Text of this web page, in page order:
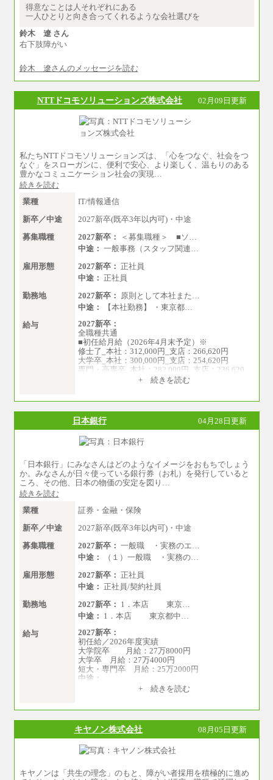
などを考慮して算定した調整手当を加算した額
※試用期間中も給与に変更はございません
得意なことは人それぞれにある
一人ひとりと向き合ってくれるような会社選びを
鈴木 遼 さん
右下肢障がい
鈴木 遼さんのメッセージを読む
NTTドコモソリューションズ株式会社 02月09日更新
私たちNTTドコモソリューションズは、「心をつなぐ、社会をつ
なぐ」をスローガンに、便利で安心、より楽しく、温もりのある
豊かなコミュニケーション社会の実現…
続きを読む
業種
IT/情報通信
新卒／中途
2027新卒(既卒3年以内可)・中途
募集職種
2027新卒：
＜募集職種＞ ■ソ…
中途： 一般事務（スタッフ関連…
雇用形態
2027新卒： 正社員
中途： 正社員
勤務地
2027新卒： 原則として本社また…
中途：
【本社勤務】 ・東京都…
給与
2027新卒：
全職種共通
■初任給月給（2026年4月末予定）※
修士了_本社：312,000円_支店：266,620円
大学卒_本社：300,000円_支店：254,620円
専門・高専卒_本社：282,000円_支店：236,620
月給（本社）：213,030円＋諸手当
月給（支店）：164,920円～189,700円＋諸手当
※試用期間中も給与に変更はございません。
※上記はフルタイム勤務で残業ゼロの場合の標
※上記のほか、ボーナス支給あり
年収（本社）：330万～380万（フルタイムで標
準的なボーナス込みの金額です。上限金額は全
社平均20時間の残業込み）
準的なボーナス込みの金額です。上限金額は全
社平均20時間の残業込み）
※年1回評価に応じて昇給有り。(上限あり)
※雇用形態についての補足：事務系職務限定の
正社員となります
+ 続きを読む
日本銀行 04月28日更新
「日本銀行」にみなさんはどのようなイメージをおもちでしょう
か。みなさんが日々使っている銀行券（お札）を発行していると
ころ、その他、日本の物価の安定を図り…
続きを読む
業種
証券・金融・保険
新卒／中途
2027新卒(既卒3年以内可)・中途
募集職種
2027新卒： 一般職 ・実務のエ…
中途：
（１）一般職 ・実務の…
雇用形態
2027新卒： 正社員
中途： 正社員/契約社員
勤務地
2027新卒： 1．本店 東京…
中途： 1．本店 東京都中…
給与
2027新卒：
初任給／2026年度実績
大学院卒 月給：27万8000円
大学卒 月給：27万4000円
短大・専門卒 月給：25万2000円
中途：
（１）（２）共通+ 続きを読む
キヤノン株式会社 08月05日更新
キヤノンは「共生の理念」のもと、障がい者採用を積極的に進め